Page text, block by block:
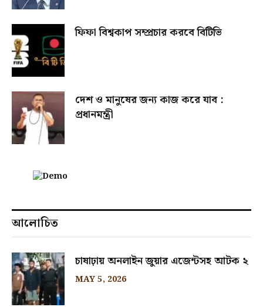
ফিফা বিশ্বকাপ সম্প্রচার করবে বিটিভি
দেশ ও মানুষের জন্য কাজ করে যাব :
প্রধানমন্ত্রী
আলোচিত
চাষাঢ়ায় অনলাইন জুয়ার এজেন্টসহ আটক ২
MAY 5, 2026